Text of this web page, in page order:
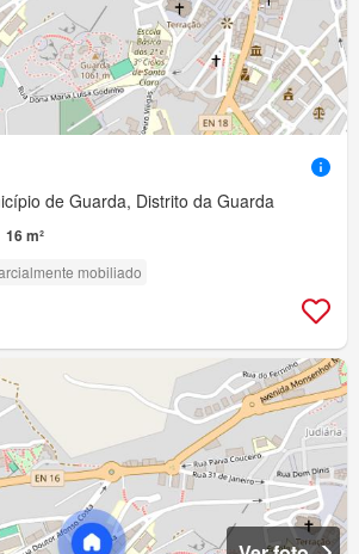
de Guarda, Distrito da Guarda
16 m²
mobiliado